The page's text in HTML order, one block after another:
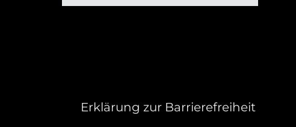
Erklärung zur Barrierefreiheit